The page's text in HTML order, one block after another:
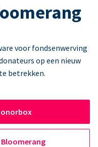
voor fondsenwerving
op een nieuw
betrekken.